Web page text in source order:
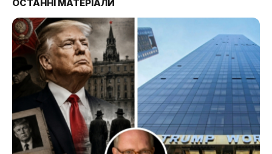
ОСТАННІ МАТЕРІАЛИ